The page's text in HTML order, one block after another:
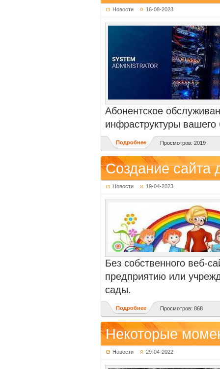
Новости 16-08-2023
Абонентское
инфраструктуры вашего
Подробнее Просмотров: 2019
Создание сайта
Новости 19-04-2023
Без собственного веб-
предприятию или
сады.
Подробнее Просмотров: 868
Некоторые
Новости 29-04-2022